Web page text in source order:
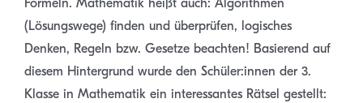
Formeln. Mathematik heißt auch: Algorithmen
(Lösungswege) finden und überprüfen, logisches
Denken, Regeln bzw. Gesetze beachten! Basierend auf
diesem Hintergrund wurde den Schüler:innen der 3.
Klasse in Mathematik ein interessantes Rätsel gestellt: